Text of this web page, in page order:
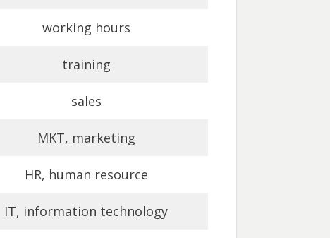
working hours
training
sales
MKT, marketing
HR, human resource
IT, information technology